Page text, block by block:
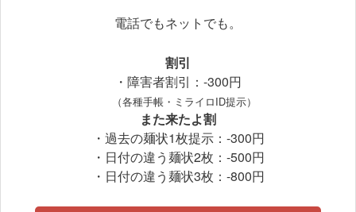
電話でもネットでも。
割引
・障害者割引：-300円
（各種手帳・ミライロID提示）
また来たよ割
・過去の麺状1枚提示：-300円
・日付の違う麺状2枚：-500円
・日付の違う麺状3枚：-800円